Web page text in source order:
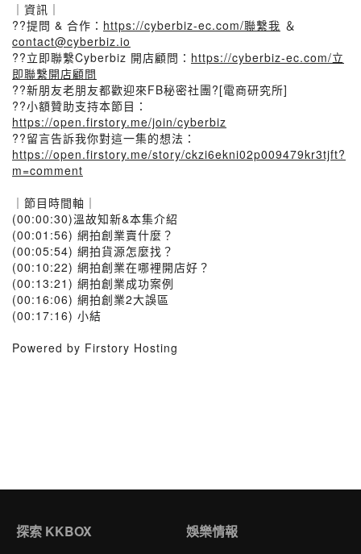
｜資訊｜
??提問 & 合作： https://cyberbiz-ec.com/聯繫我 ＆
contact@cyberbiz.io
??立即聯繫Cyberbiz 開店顧問： https://cyberbiz-ec.com/立
即聯繫開店顧問
??新朋友老朋友都歡迎來FB秘密社團?[電商研究所]
??小額贊助支持本節目：
https://open.firstory.me/join/cyberbiz
??留言告訴我你對這一集的想法：
https://open.firstory.me/story/ckzi6ekni02p009479kr3tjft?
m=comment
｜節目時間軸｜
(00:00:30)溫故知新&本集介紹
(00:01:56) 網拍創業賣什麼？
(00:05:54) 網拍貨源怎麼找？
(00:10:22) 網拍創業在哪裡開店好？
(00:13:21) 網拍創業成功案例
(00:16:06) 網拍創業2大誤區
(00:17:16) 小結
Powered by Firstory Hosting
探索 KKBOX 娛樂情報